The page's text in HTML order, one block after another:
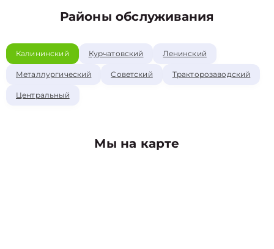
Районы обслуживания
Калининский Курчатовский Ленинский
Металлургический Советский Тракторозаводский
Центральный
Мы на карте